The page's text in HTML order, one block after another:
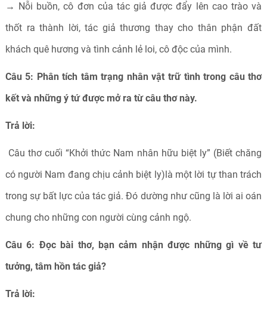
→ Nỗi buồn, cô đơn của tác giả được đẩy lên cao trào và
thốt ra thành lời, tác giả thương thay cho thân phận đất
khách quê hương và tình cảnh lẻ loi, cô độc của mình.
Câu 5: Phân tích tâm trạng nhân vật trữ tình trong câu thơ
kết và những ý tứ được mở ra từ câu thơ này.
Trả lời:
Câu thơ cuối “Khởi thức Nam nhân hữu biệt ly” (Biết chăng
có người Nam đang chịu cảnh biệt ly)là một lời tự than trách
trong sự bất lực của tác giả. Đó dường như cũng là lời ai oán
chung cho những con người cùng cảnh ngộ.
Câu 6: Đọc bài thơ, bạn cảm nhận được những gì về tư
tưởng, tâm hồn tác giả?
Trả lời: